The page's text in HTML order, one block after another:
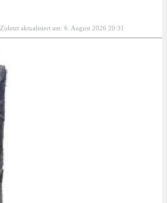
Zuletzt aktualisiert am: 6. August 2026 20:31